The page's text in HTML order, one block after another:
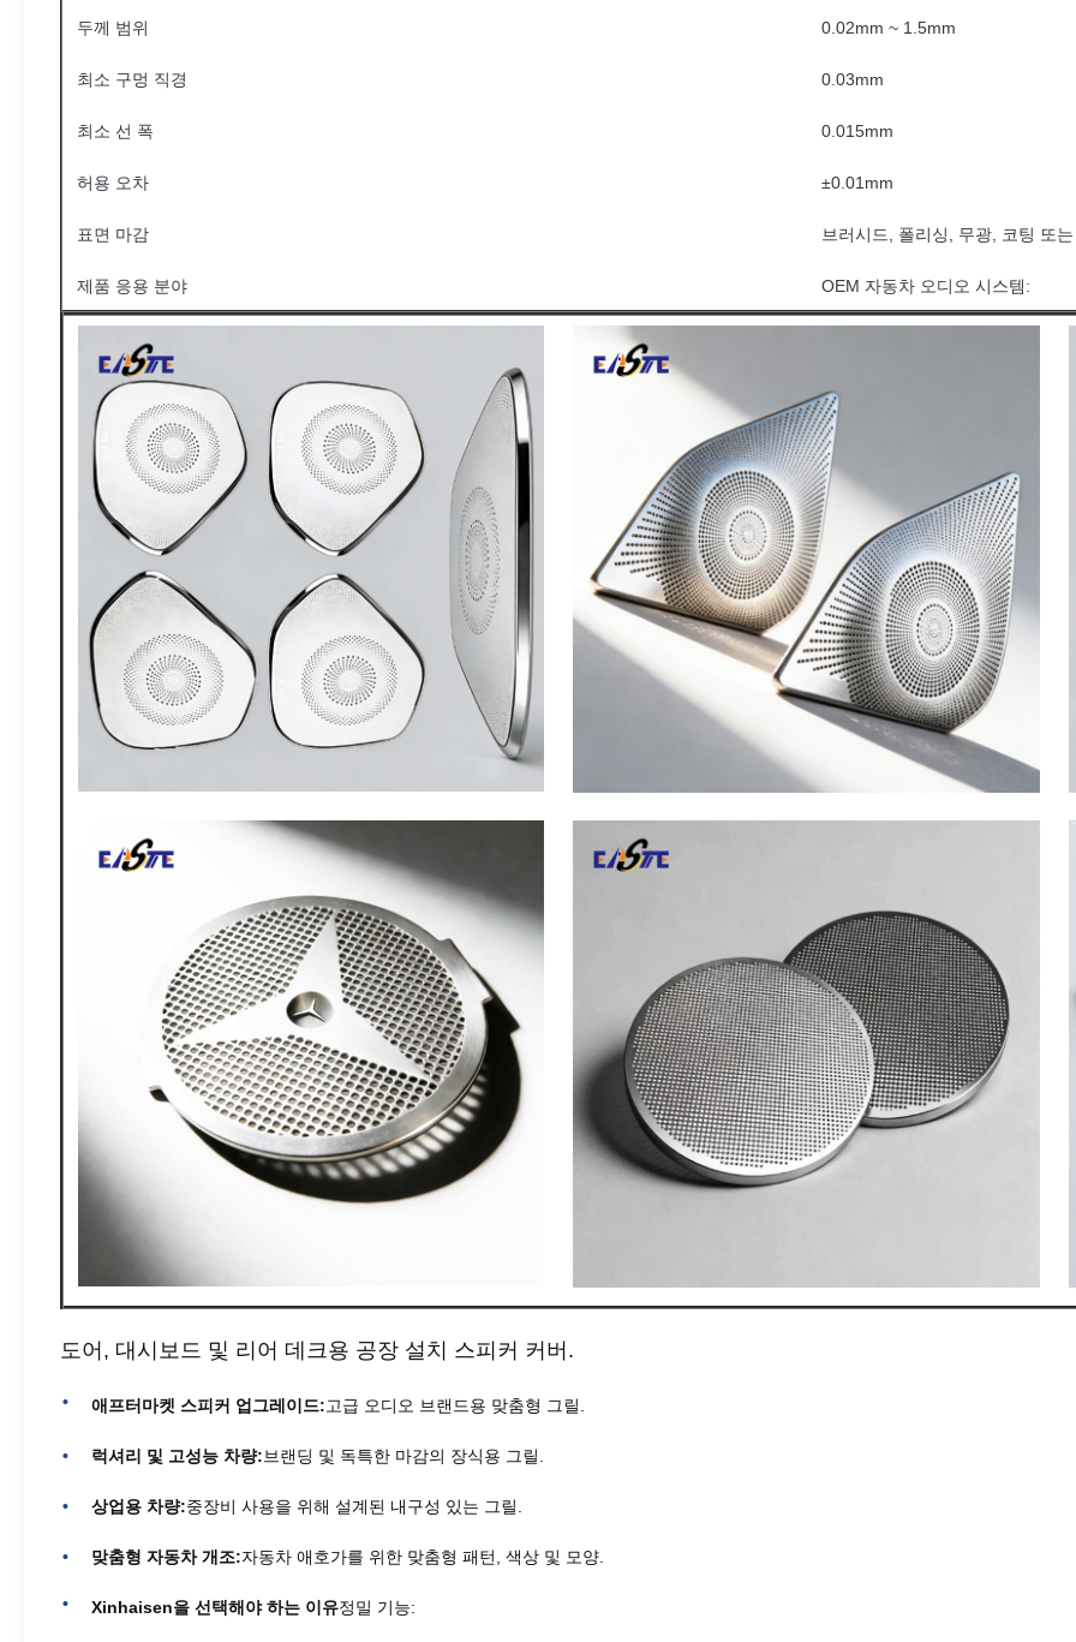
두께 범위 0.02mm ~ 1.5mm
최소 구멍 직경 0.03mm
최소 선 폭 0.015mm
허용 오차 ±0.01mm
표면 마감 브러시드, 폴리싱, 무광, 코팅 또
제품 응용 분야 OEM 자동차 오디오 시스템:
도어, 대시보드 및 리어 데크용 공장 설치 스피커 커버.
애프터마켓 스피커 업그레이드:고급 오디오 브랜드용 맞춤형 그릴.
럭셔리 및 고성능 차량:브랜딩 및 독특한 마감의 장식용 그릴.
상업용 차량:중장비 사용을 위해 설계된 내구성 있는 그릴.
맞춤형 자동차 개조:자동차 애호가를 위한 맞춤형 패턴, 색상 및 모양.
Xinhaisen을 선택해야 하는 이유정밀 기능: